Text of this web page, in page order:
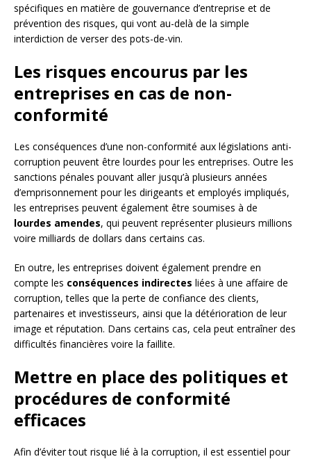
spécifiques en matière de gouvernance d’entreprise et de
prévention des risques, qui vont au-delà de la simple
interdiction de verser des pots-de-vin.
Les risques encourus par les
entreprises en cas de non-
conformité
Les conséquences d’une non-conformité aux législations anti-
corruption peuvent être lourdes pour les entreprises. Outre les
sanctions pénales pouvant aller jusqu’à plusieurs années
d’emprisonnement pour les dirigeants et employés impliqués,
les entreprises peuvent également être soumises à de
lourdes amendes, qui peuvent représenter plusieurs millions
voire milliards de dollars dans certains cas.
En outre, les entreprises doivent également prendre en
compte les conséquences indirectes liées à une affaire de
corruption, telles que la perte de confiance des clients,
partenaires et investisseurs, ainsi que la détérioration de leur
image et réputation. Dans certains cas, cela peut entraîner des
difficultés financières voire la faillite.
Mettre en place des politiques et
procédures de conformité
efficaces
Afin d’éviter tout risque lié à la corruption, il est essentiel pour